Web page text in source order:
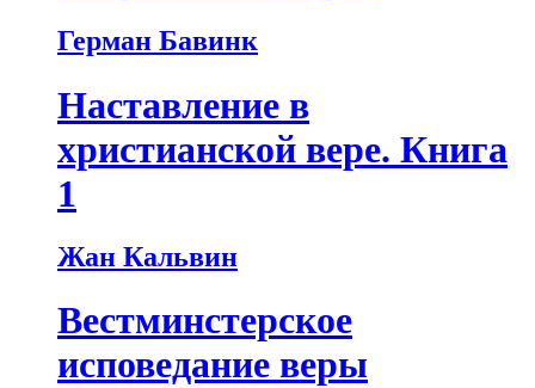
Герман Бавинк
Наставление в
христианской вере. Книга
1
Жан Кальвин
Вестминстерское
исповедание веры